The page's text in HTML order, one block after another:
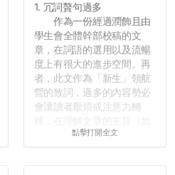
1. 冗詞贅句過多
作為一份經過潤飾且由
學生會全體幹部校稿的文
章，在詞語的選用以及流暢
度上有很大的進步空間。再
者，此文作為「新生」領航
營的致詞，過多的內容勢必
會讓讀者厭煩或注意力轉
果有的話）前就失去興趣。
點擊打開全文